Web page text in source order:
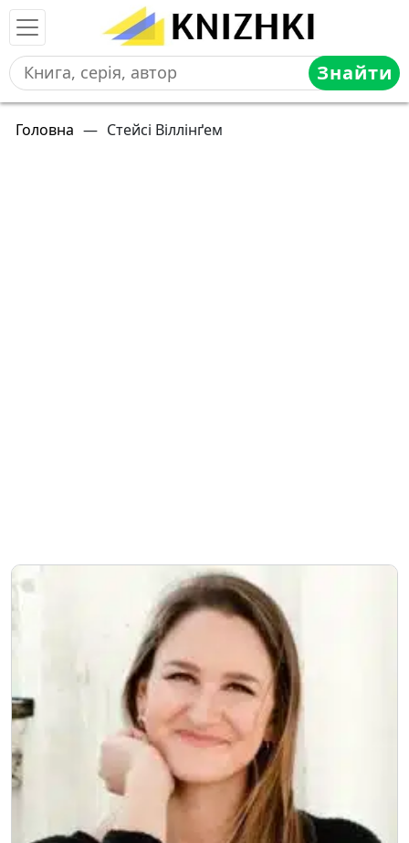
Знайти
Головна — Стейсі Віллінґем